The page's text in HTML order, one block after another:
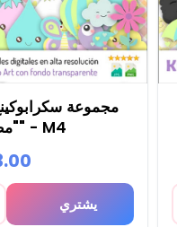
مجموعة
"مطر الحب" - M4
يشتري